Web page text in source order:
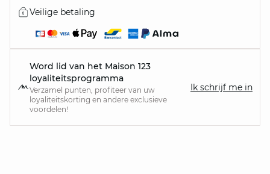
Veilige betaling
Word lid van het Maison 123
loyaliteitsprogramma
Verzamel punten, profiteer van uw
loyaliteitskorting en andere exclusieve
voordelen!
Ik schrijf me in